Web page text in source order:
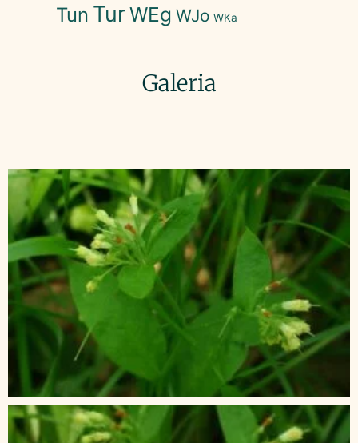
Tun TurWEg WJo WKa
Galeria